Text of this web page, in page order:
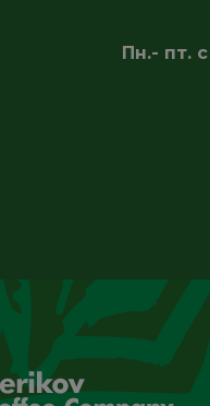
Пн.- пт.